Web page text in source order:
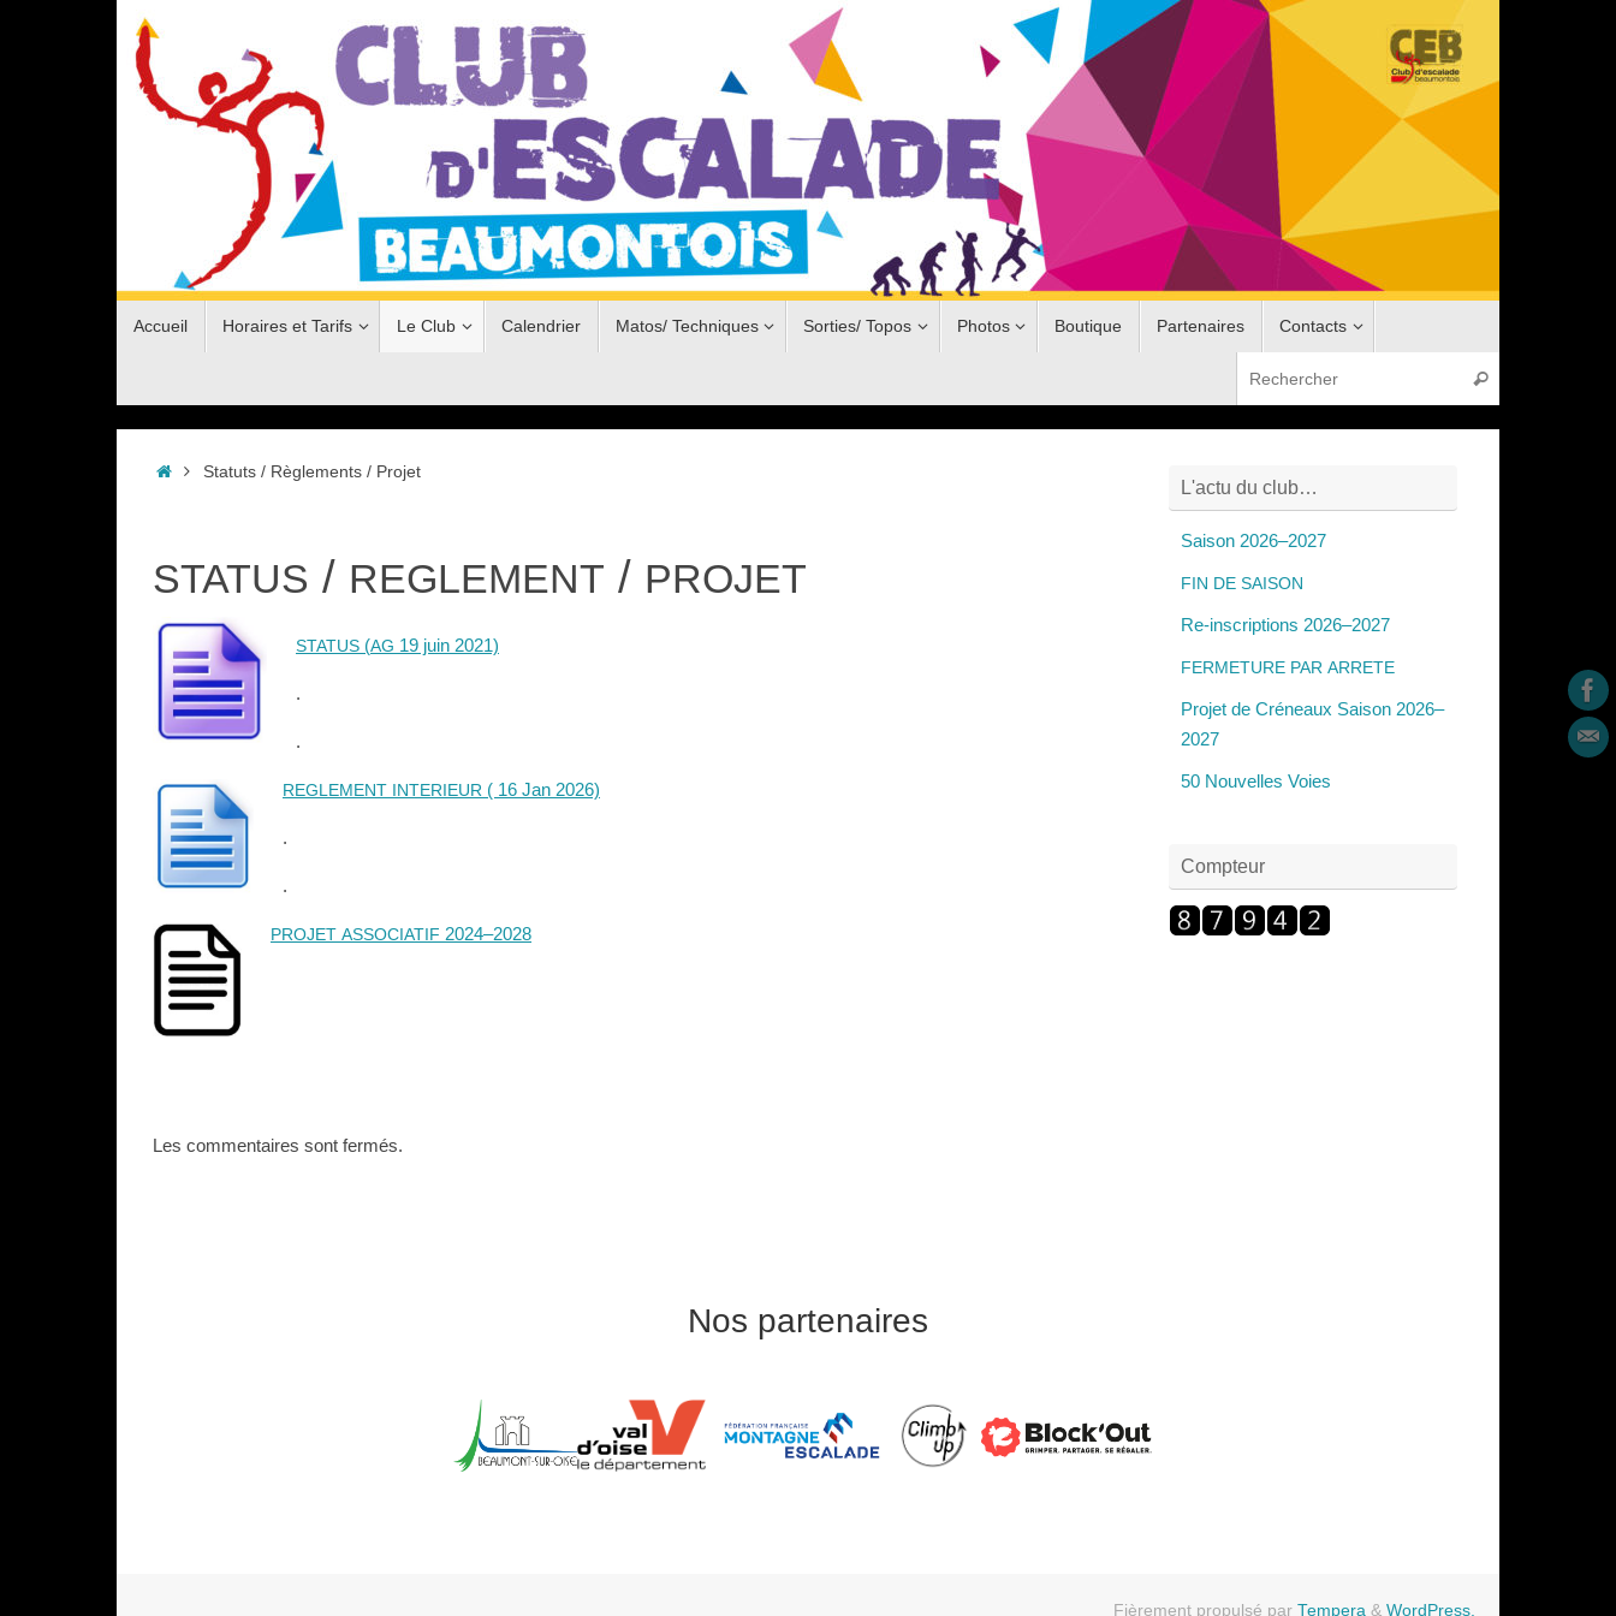
au
Accueil Horaires et Tarifs Le Club Calendrier Matos/ Techniques Sorties/ Topos Photos Boutique Partenaires Contacts
Rechercher
AccueilStatuts / Règlements / Projet
STATUS / REGLEMENT / PROJET
STATUS (AG 19 juin 2021)
.
.
REGLEMENT INTERIEUR ( 16 Jan 2026)
.
.
PROJET ASSOCIATIF 2024–2028
Les commentaires sont fermés.
L'actu du club…
Saison 2026–2027
FIN DE SAISON
Re-inscriptions 2026–2027
FERMETURE PAR ARRETE
Projet de Créneaux Saison 2026–
2027
50 Nouvelles Voies
Compteur
Nos partenaires
Fièrement propulsé par Tempera & WordPress.